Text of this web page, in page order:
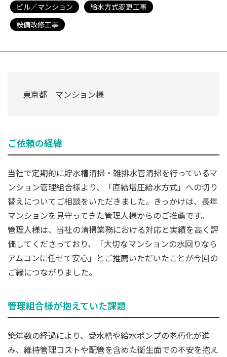
ビル／マンション
給水方式変更工事
設備改修工事
東京都 マンション様
ご依頼の経緯
当社で定期的に貯水槽清掃・雑排水管清掃を行っているマ
ンション管理組合様より、「直結増圧給水方式」への切り
替えについてご相談をいただきました。きっかけは、長年
マンションを見守ってきた管理人様からのご推薦です。
管理人様は、当社の清掃業務における対応と実績を高く評
価してくださっており、「大切なマンションの水回りなら
アムコンに任せて安心」とご推薦いただいたことが今回の
ご縁につながりました。
管理組合様が抱えていた課題
築年数の経過により、受水槽や給水ポンプの老朽化が進
み、維持管理コストや配管を含めた衛生面での不安を抱え